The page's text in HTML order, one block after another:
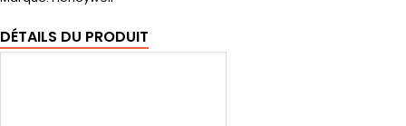
DÉTAILS DU PRODUIT